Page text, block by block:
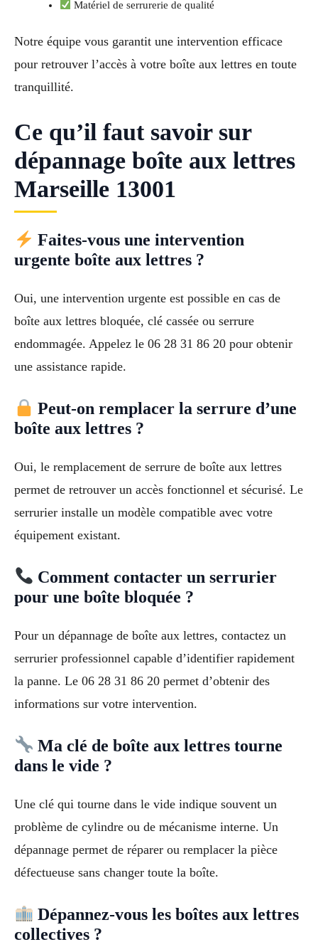
Matériel de serrurerie de qualité
Notre équipe vous garantit une intervention efficace
pour retrouver l’accès à votre boîte aux lettres en toute
tranquillité.
Ce qu’il faut savoir sur
dépannage boîte aux lettres
Marseille 13001
Faites-vous une intervention
urgente boîte aux lettres ?
Oui, une intervention urgente est possible en cas de
boîte aux lettres bloquée, clé cassée ou serrure
endommagée. Appelez le 06 28 31 86 20 pour obtenir
une assistance rapide.
Peut-on remplacer la serrure d’une
boîte aux lettres ?
Oui, le remplacement de serrure de boîte aux lettres
permet de retrouver un accès fonctionnel et sécurisé. Le
serrurier installe un modèle compatible avec votre
équipement existant.
Comment contacter un serrurier
pour une boîte bloquée ?
Pour un dépannage de boîte aux lettres, contactez un
serrurier professionnel capable d’identifier rapidement
la panne. Le 06 28 31 86 20 permet d’obtenir des
informations sur votre intervention.
Ma clé de boîte aux lettres tourne
dans le vide ?
Une clé qui tourne dans le vide indique souvent un
problème de cylindre ou de mécanisme interne. Un
dépannage permet de réparer ou remplacer la pièce
défectueuse sans changer toute la boîte.
Dépannez-vous les boîtes aux lettres
collectives ?